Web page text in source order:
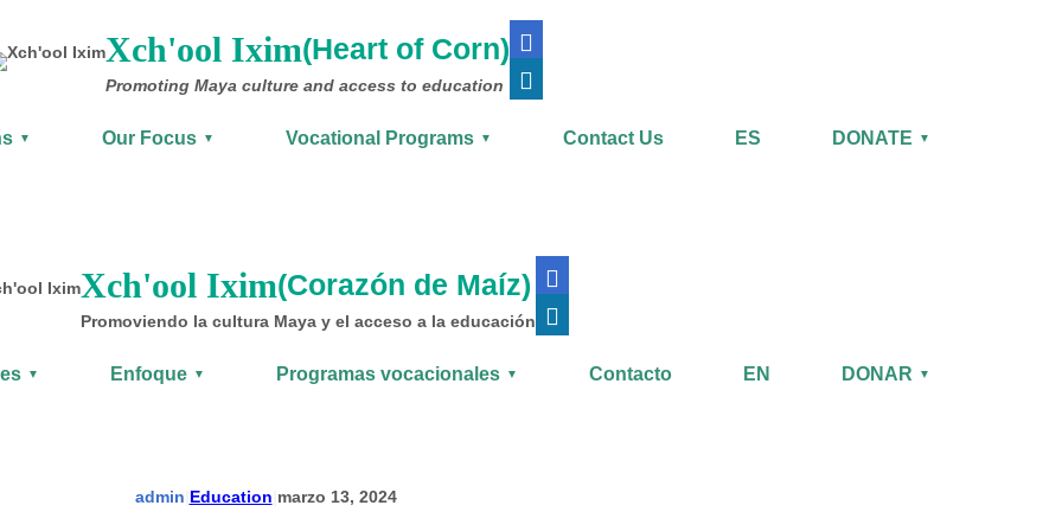
Xch'ool Ixim(Heart of Corn)
Promoting Maya culture and access to education
▼ Our Focus ▼ Vocational Programs ▼ Contact Us ES DONATE ▼
Xch'ool Ixim(Corazón de Maíz)
Promoviendo la cultura Maya y el acceso a la educación
▼ Enfoque ▼ Programas vocacionales ▼ Contacto EN DONAR ▼
admin Education marzo 13, 2024